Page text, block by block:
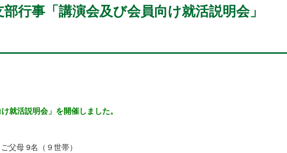
行事「講演会及び会員向け就活説明会」
就活説明会」を開催しました。
父母 9名（９世帯）